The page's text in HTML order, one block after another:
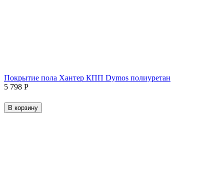
Покрытие пола Хантер КПП Dymos полиуретан
5 798 Р
В корзину